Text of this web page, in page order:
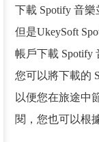
下載 Spotify 音
但是UkeySoft
帳戶下載 Spotify
您可以將下載的
以便您在旅途中
閱，您也可以根